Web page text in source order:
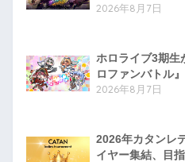
2026年8月7日
ホロライブ3期生
ロファンバトル
2026年8月7日
2026年カタンレ
イヤー集結、目